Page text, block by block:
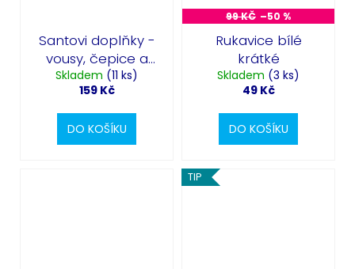
Santovi doplňky -
vousy, čepice a
brýle
Skladem (11 ks)
159 Kč
DO KOŠÍKU
99 KČ –50 %
Rukavice bílé
krátké
Skladem (3 ks)
49 Kč
DO KOŠÍKU
TIP